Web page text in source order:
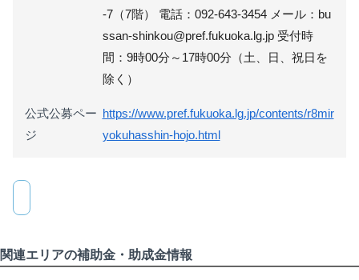
-7（7階） 電話：092-643-3454 メール：bu
ssan-shinkou@pref.fukuoka.lg.jp 受付時
間：9時00分～17時00分（土、日、祝日を
除く）
公式公募ペー
ジ
https://www.pref.fukuoka.lg.jp/contents/r8mir
yokuhasshin-hojo.html
関連エリアの補助金・助成金情報